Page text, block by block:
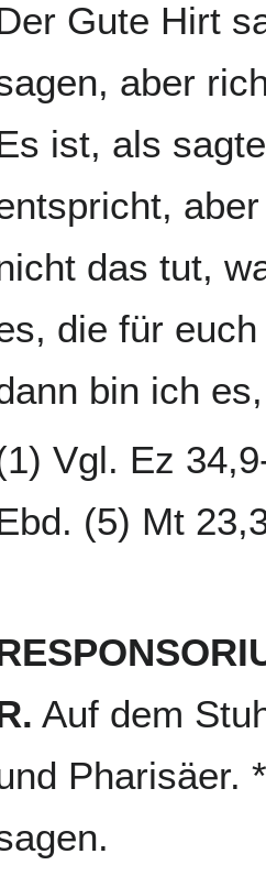
Gute Hirt
aber
ist, als
das tut,
die für
bin ich
Vgl. Ez
(5) Mt
Auf dem
Pharisäer.